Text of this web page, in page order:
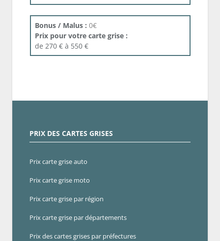
Bonus / Malus : 0€
Prix pour votre carte grise :
de 270 € à 550 €
PRIX DES CARTES GRISES
Prix carte grise auto
Prix carte grise moto
Prix carte grise par région
Prix carte grise par départements
Prix des cartes grises par préfectures